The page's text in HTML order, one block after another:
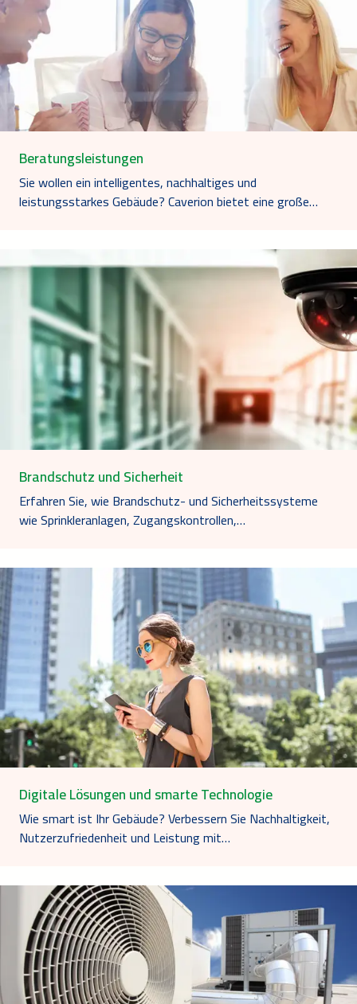
Beratungsleistungen
Sie wollen ein intelligentes, nachhaltiges und
leistungsstarkes Gebäude? Caverion bietet eine große…
Brandschutz und Sicherheit
Erfahren Sie, wie Brandschutz- und Sicherheitssysteme
wie Sprinkleranlagen, Zugangskontrollen,…
Digitale Lösungen und smarte Technologie
Wie smart ist Ihr Gebäude? Verbessern Sie Nachhaltigkeit,
Nutzerzufriedenheit und Leistung mit…